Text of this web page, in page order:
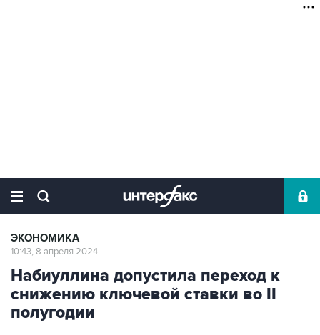
ЭКОНОМИКА
10:43, 8 апреля 2024
Набиуллина допустила переход к
снижению ключевой ставки во II
полугодии